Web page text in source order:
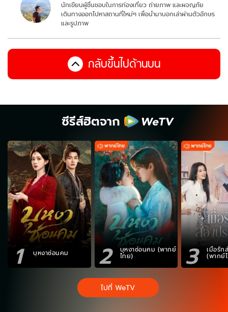
นักเขียนผู้ชื่นชอบในการท่องเที่ยว ถ่ายภาพ และผจญภัย
เดินทางออกไปหาสถานที่ใหม่ๆ เพื่อนำมาบอกเล่าผ่านตัวอักษร
และรูปภาพ
กลับขึ้นไปด้านบน
ซีรีส์ฮิตจาก
1 บุหงาซ่อนคม 2 บุหงาซ่อนคม (พากย์
ไทย) 3 เมื่อรัก
(พากย์
ไปที่ WeTV